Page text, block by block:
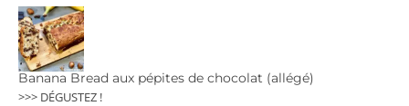
Banana Bread aux pépites de chocolat (allégé)
>>> DÉGUSTEZ !